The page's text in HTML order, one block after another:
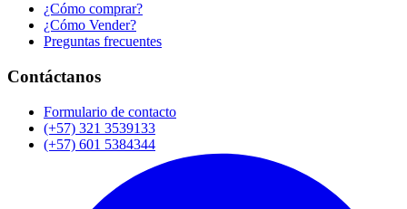
¿Cómo comprar?
¿Cómo Vender?
Preguntas frecuentes
Contáctanos
Formulario de contacto
(+57) 321 3539133
(+57) 601 5384344